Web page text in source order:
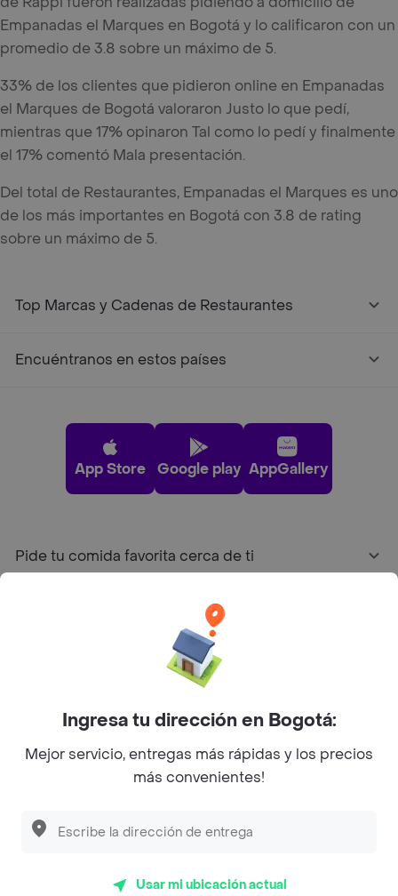
Empanadas el Marques en Bogotá y lo calificaron con un
promedio de 3.8 sobre un máximo de 5.
33% de los clientes que pidieron online en Empanadas
el Marques de Bogotá valoraron Justo lo que pedí,
mientras que 17% opinaron Tal como lo pedí y finalmente
el 17% comentó Mala presentación.
Del total de Restaurantes, Empanadas el Marques es uno
de los más importantes en Bogotá con 3.8 de rating
sobre un máximo de 5.
Top Marcas y Cadenas de Restaurantes
Encuéntranos en estos países
App Store Google play AppGallery
Pide tu comida favorita cerca de ti
Sobre Rappi
Facebook
Twitter
Instagram
Ingresa tu dirección en Bogotá:
Mejor servicio, entregas más rápidas y los precios
más convenientes!
Usar mi ubicación actual